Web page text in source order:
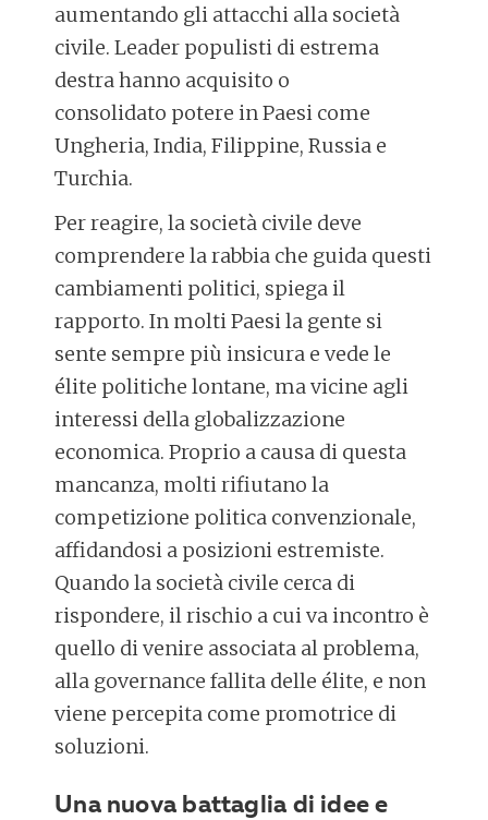
aumentando gli attacchi alla società
civile. Leader populisti di estrema
destra hanno acquisito o
consolidato potere in Paesi come
Ungheria, India, Filippine, Russia e
Turchia.
Per reagire, la società civile deve
comprendere la rabbia che guida questi
cambiamenti politici, spiega il
rapporto. In molti Paesi la gente si
sente sempre più insicura e vede le
élite politiche lontane, ma vicine agli
interessi della globalizzazione
economica. Proprio a causa di questa
mancanza, molti rifiutano la
competizione politica convenzionale,
affidandosi a posizioni estremiste.
Quando la società civile cerca di
rispondere, il rischio a cui va incontro è
quello di venire associata al problema,
alla governance fallita delle élite, e non
viene percepita come promotrice di
soluzioni.
Una nuova battaglia di idee e